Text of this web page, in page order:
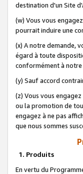
destination d'un Site
(w) Vous vous
pourrait induire une
(x) A notre demande,
égard à toute
conformément à
(y) Sauf accord
(z) Vous vous
ou la promotion de
engagez à ne pas
que nous sommes
1. Produits
En vertu du